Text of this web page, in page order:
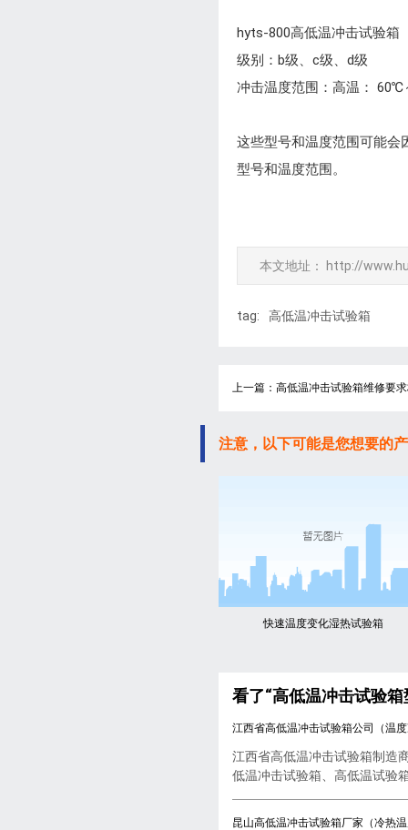
hyts-800高低温冲击试验箱
级别：b级、c级、d级
冲击温度范围：高温：
这些型号和温度范围可能会
型号和温度范围。
本文地址： http://
tag: 高低温冲击试验箱
上一篇：高低温冲击试验箱维修要
注意，以下可能是您想要的
快速温度变化湿热试验箱
看了“高低温冲击试验
江西省高低温冲击试验箱公司（温
江西省高低温冲击试验箱制造
低温冲击试验箱、高低温试验
昆山高低温冲击试验箱厂家（冷热